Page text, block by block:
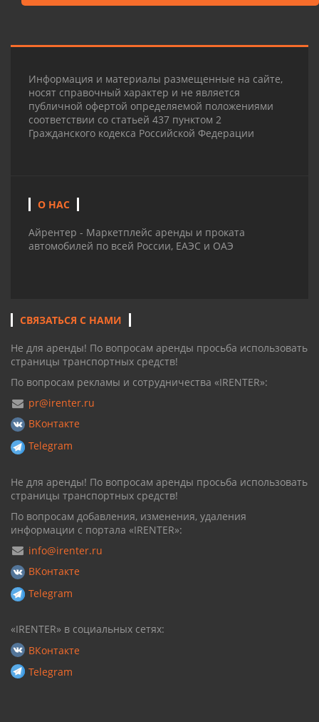
Информация и материалы размещенные на сайте,
носят справочный характер и не является
публичной офертой определяемой положениями
соответствии со статьей 437 пунктом 2
Гражданского кодекса Российской Федерации
О НАС
Айрентер - Маркетплейс аренды и проката
автомобилей по всей России, ЕАЭС и ОАЭ
СВЯЗАТЬСЯ С НАМИ
Не для аренды! По вопросам аренды просьба использовать
страницы транспортных средств!
По вопросам рекламы и сотрудничества «IRENTER»:
pr@irenter.ru
ВКонтакте
Telegram
Не для аренды! По вопросам аренды просьба использовать
страницы транспортных средств!
По вопросам добавления, изменения, удаления
информации с портала «IRENTER»:
info@irenter.ru
ВКонтакте
Telegram
«IRENTER» в социальных сетях:
ВКонтакте
Telegram